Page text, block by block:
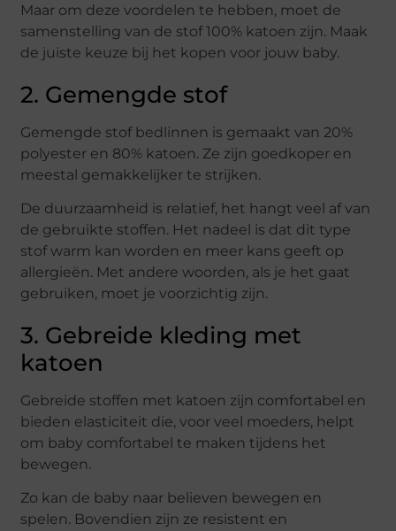
Maar om deze voordelen te hebben, moet de
samenstelling van de stof 100% katoen zijn. Maak
de juiste keuze bij het kopen voor jouw baby.
2. Gemengde stof
Gemengde stof bedlinnen is gemaakt van 20%
polyester en 80% katoen. Ze zijn goedkoper en
meestal gemakkelijker te strijken.
De duurzaamheid is relatief, het hangt veel af van
de gebruikte stoffen. Het nadeel is dat dit type
stof warm kan worden en meer kans geeft op
allergieën. Met andere woorden, als je het gaat
gebruiken, moet je voorzichtig zijn.
3. Gebreide kleding met
katoen
Gebreide stoffen met katoen zijn comfortabel en
bieden elasticiteit die, voor veel moeders, helpt
om baby comfortabel te maken tijdens het
bewegen.
Zo kan de baby naar believen bewegen en
spelen. Bovendien zijn ze resistent en